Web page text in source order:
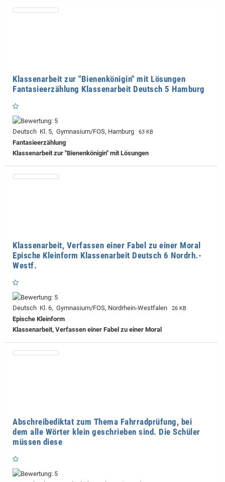
Klassenarbeit zur "Bienenkönigin" mit Lösungen
Fantasieerzählung Klassenarbeit Deutsch 5 Hamburg
Deutsch Kl. 5, Gymnasium/FOS, Hamburg 63 KB
Fantasieerzählung
Klassenarbeit zur "Bienenkönigin" mit Lösungen
Klassenarbeit, Verfassen einer Fabel zu einer Moral
Epische Kleinform Klassenarbeit Deutsch 6 Nordrh.-
Westf.
Deutsch Kl. 6, Gymnasium/FOS, Nordrhein-Westfalen 26 KB
Epische Kleinform
Klassenarbeit, Verfassen einer Fabel zu einer Moral
Abschreibediktat zum Thema Fahrradprüfung, bei
dem alle Wörter klein geschrieben sind. Die Schüler
müssen diese